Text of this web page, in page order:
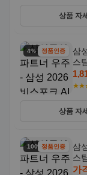
상품 자
4% 할인정품인증
삼
스
레
상품 자
100% 할인
정품인증
삼
스
콜
가